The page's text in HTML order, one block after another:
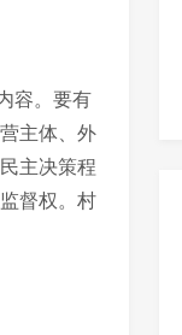
容。要有
主体、外
主决策程
督权。村